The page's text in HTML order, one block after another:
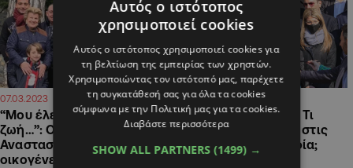
07.03.2023
“Μου έλειψε η ιδιωτική
ζωή…”: Ο Νίκος
Αναστασιάδης για την
οικογένειά του-ΒΙΝΤΕΟ
12.02.2023 10:59
Άντρη Αναστασιάδη: Τι
επέλεξε να φορέσει στις
κάλπες η Πρώτη Κυρία;
Αυτός ο ιστότοπος
χρησιμοποιεί cookies
Αυτός ο ιστότοπος χρησιμοποιεί cookies για
τη βελτίωση της εμπειρίας των χρηστών.
Χρησιμοποιώντας τον ιστότοπό μας, παρέχετε
τη συγκατάθεσή σας για όλα τα cookies
σύμφωνα με την Πολιτική μας για τα cookies.
Διαβάστε περισσότερα
SHOW ALL PARTNERS (1499) →